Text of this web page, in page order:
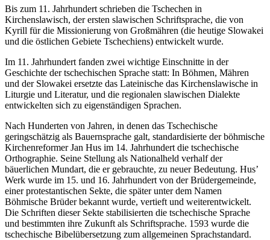
Bis zum 11. Jahrhundert schrieben die Tschechen in
Kirchenslawisch, der ersten slawischen Schriftsprache, die von
Kyrill für die Missionierung von Großmähren (die heutige Slowakei
und die östlichen Gebiete Tschechiens) entwickelt wurde.
Im 11. Jahrhundert fanden zwei wichtige Einschnitte in der
Geschichte der tschechischen Sprache statt: In Böhmen, Mähren
und der Slowakei ersetzte das Lateinische das Kirchenslawische in
Liturgie und Literatur, und die regionalen slawischen Dialekte
entwickelten sich zu eigenständigen Sprachen.
Nach Hunderten von Jahren, in denen das Tschechische
geringschätzig als Bauernsprache galt, standardisierte der böhmische
Kirchenreformer Jan Hus im 14. Jahrhundert die tschechische
Orthographie. Seine Stellung als Nationalheld verhalf der
bäuerlichen Mundart, die er gebrauchte, zu neuer Bedeutung. Hus’
Werk wurde im 15. und 16. Jahrhundert von der Brüdergemeinde,
einer protestantischen Sekte, die später unter dem Namen
Böhmische Brüder bekannt wurde, vertieft und weiterentwickelt.
Die Schriften dieser Sekte stabilisierten die tschechische Sprache
und bestimmten ihre Zukunft als Schriftsprache. 1593 wurde die
tschechische Bibelübersetzung zum allgemeinen Sprachstandard.